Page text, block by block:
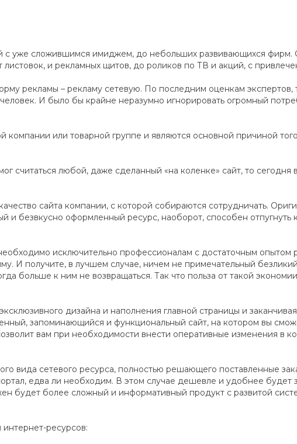
с уже сложившимся имиджем, до небольших развивающихся фирм.
и рекламных щитов, до роликов по ТВ и акций, с
рекламы – рекламу сетевую. По последним оценкам
И было бы крайне неразумно игнорировать огромный
или товарной группе и являются основной причиной
считаться любой, даже сделанный «на коленке» сайт, то
сайта компании, с которой собираются сотрудничать.
безвкусно оформленный ресурс, наоборот, способен отпугнуть
исключительно профессионалам с достаточным опытом
И получите, в лучшем случае, ничем не примечательный
больше к ним не возвращаться. Так что польза от такой
дизайна и наполнения главной страницы и
запоминающийся и функциональный сайт, на котором вы
вам при необходимости внести оперативные изменения в
вида сетевого ресурса, полностью решающего поставленные
едва ли необходим. В этом случае дешевле и удобнее будет
будет более сложный и информативный продукт с развитой
ресурсов: